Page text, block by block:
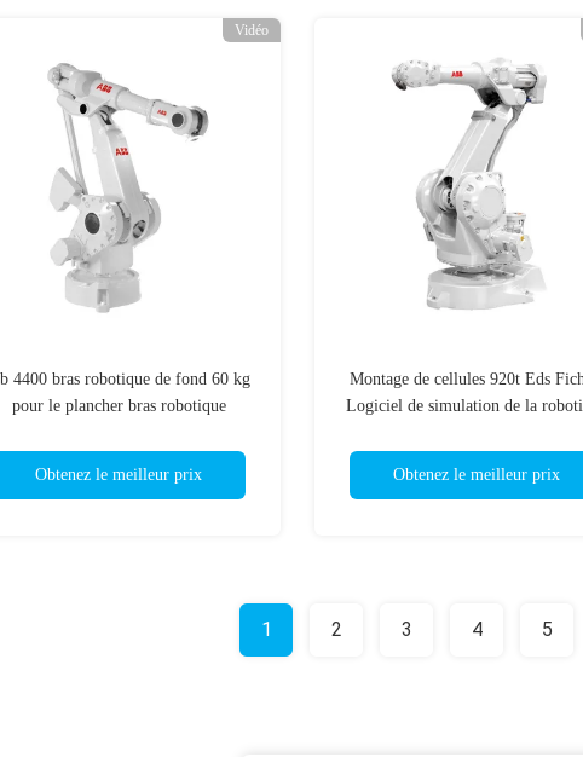
Vidéo
4400 bras robotique de fond 60 kg
pour le plancher bras robotique
Obtenez le meilleur prix
Montage de cellules 920t Eds
Logiciel de simulation de la
Obtenez le meilleur prix
1 2 3 4 5